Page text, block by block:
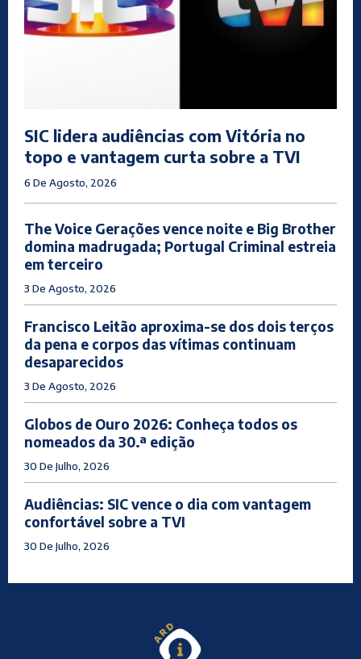
SIC lidera audiências com Vitória no
topo e vantagem curta sobre a TVI
6 De Agosto, 2026
The Voice Gerações vence noite e Big Brother
domina madrugada; Portugal Criminal estreia
em terceiro
3 De Agosto, 2026
Francisco Leitão aproxima-se dos dois terços
da pena e corpos das vítimas continuam
desaparecidos
3 De Agosto, 2026
Globos de Ouro 2026: Conheça todos os
nomeados da 30.ª edição
30 De Julho, 2026
Audiências: SIC vence o dia com vantagem
confortável sobre a TVI
30 De Julho, 2026